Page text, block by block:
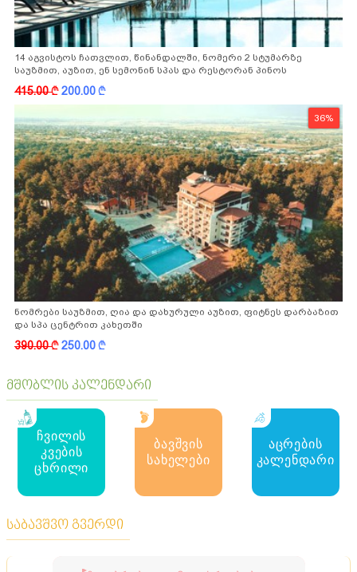
14 აგვისტოს ჩათვლით, წინანდალში, ნომერი 2 სტუმარზე
საუზმით, აუზით, ენ სემონინ სპას და რესტორან პინოს
ფასდაკლებით
415.00k200.00k
36%
ნომრები საუზმით, ღია და დახურული აუზით, ფიტნეს დარბაზით
და სპა ცენტრით კახეთში
390.00k250.00k
მშობლის კალენდარი
ჩვილის
კვების
ცხრილი
ბავშვის
სახელები
აცრების
კალენდარი
საბავშვო გვერდი